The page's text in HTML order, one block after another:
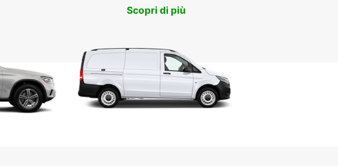
semplicemente bisogno di più spazio, è disponibile
Guidare a Drogenbos
A Drogenbos, le normative stradali applicabili sono
quelle della regione fiamminga. Il limite di velocità è di
120 km/h in autostrada, 70 km/h sulle strade principali,
Scopri di più